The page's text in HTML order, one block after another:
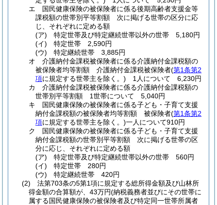
エ
国民健康保険の被保険者に係る後期高齢者支援金等
課税額の世帯別平等割額 次に掲げる世帯の区分に応
じ、それぞれに定める額
(ア)
特定世帯及び特定継続世帯以外の世帯 5,180円
(イ)
特定世帯 2,590円
(ウ)
特定継続世帯 3,885円
オ
介護納付金課税被保険者に係る介護納付金課税額の
被保険者均等割額 介護納付金課税被保険者(第1条第2
項に規定する世帯主を除く。) 1人について 6,230円
カ
介護納付金課税被保険者に係る介護納付金課税額の
世帯別平等割額 1世帯について 5,040円
キ
国民健康保険の被保険者に係る子ども・子育て支援
納付金課税額の被保険者均等割額 被保険者(第1条第2
項に規定する世帯主を除く。)一人について910円
ク
国民健康保険の被保険者に係る子ども・子育て支援
納付金課税額の世帯別平等割額 次に掲げる世帯の区
分に応じ、それぞれに定める額
(ア)
特定世帯及び特定継続世帯以外の世帯 560円
(イ)
特定世帯 280円
(ウ)
特定継続世帯 420円
(2)
法第703条の5第1項に規定する総所得金額及び山林所
得金額の合算額が、43万円(納税義務者並びにその世帯に
属する国民健康保険の被保険者及び特定同一世帯所属者